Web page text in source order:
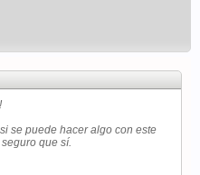
se puede hacer algo con este
que sí.